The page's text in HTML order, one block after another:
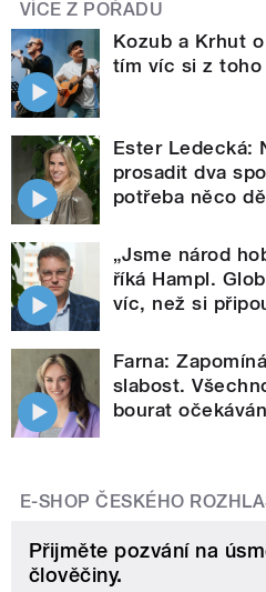
VÍCE Z POŘADU
Kozub a Krhut
tím víc si z toho
Ester Ledecká:
prosadit dva
potřeba něco
„Jsme národ
říká Hampl.
víc, než si
Farna:
slabost.
bourat
E-SHOP ČESKÉHO
Přijměte pozvání na
člověčiny.